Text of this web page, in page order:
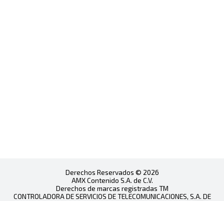
Derechos Reservados © 2026
AMX Contenido S.A. de C.V.
Derechos de marcas registradas TM
CONTROLADORA DE SERVICIOS DE TELECOMUNICACIONES, S.A. DE